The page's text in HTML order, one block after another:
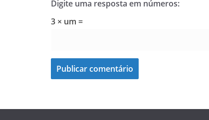
Digite uma resposta em números:
3 × um =